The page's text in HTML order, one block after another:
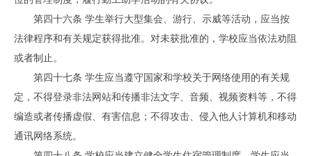
第四十六条 学生举行大型集会、游行、示威等活动，应当按
法律程序和有关规定获得批准。对未获批准的，学校应当依法劝阻
或者制止。
第四十七条 学生应当遵守国家和学校关于网络使用的有关规
定，不得登录非法网站和传播非法文字、音频、视频资料等，不得
编造或者传播虚假、有害信息；不得攻击、侵入他人计算机和移动
通讯网络系统。